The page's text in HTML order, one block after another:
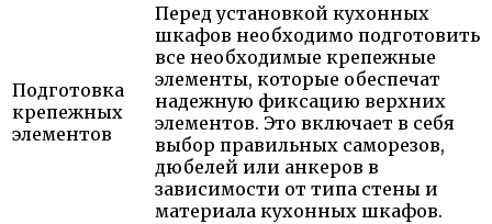
Подготовка
крепежных
элементов
Перед установкой кухонных
шкафов необходимо подготовить
все необходимые крепежные
элементы, которые обеспечат
надежную фиксацию верхних
элементов. Это включает в себя
выбор правильных саморезов,
дюбелей или анкеров в
зависимости от типа стены и
материала кухонных шкафов.